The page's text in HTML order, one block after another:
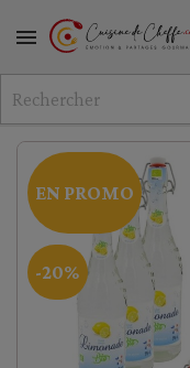
MENU
EN PROMO
-20%